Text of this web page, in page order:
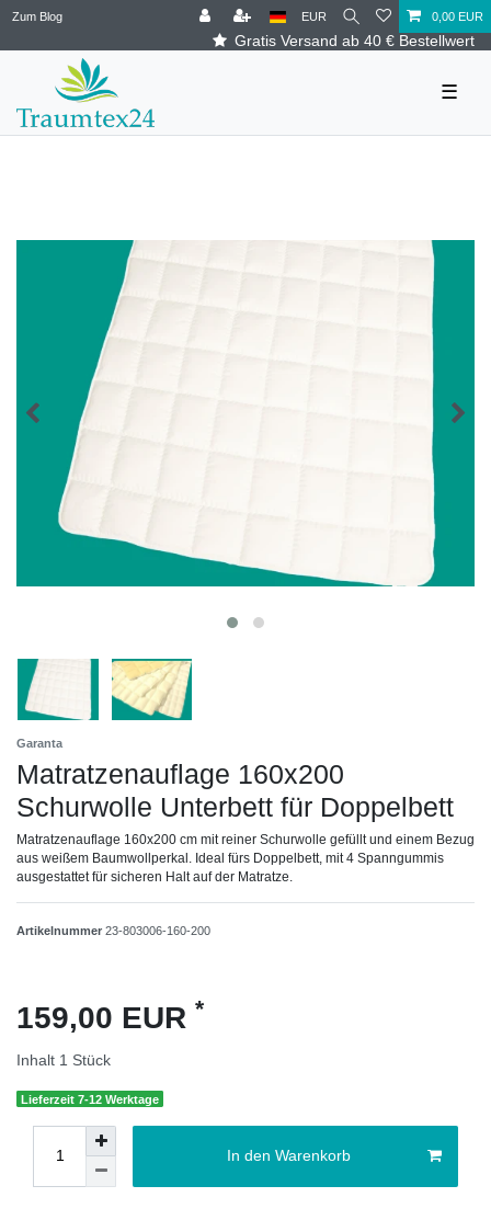
Zum Blog
Gratis Versand ab 40 € Bestellwert
EUR 0,00 EUR
☰
Garanta
Matratzenauflage 160x200
Schurwolle Unterbett für Doppelbett
Matratzenauflage 160x200 cm mit reiner Schurwolle gefüllt und einem Bezug
aus weißem Baumwollperkal. Ideal fürs Doppelbett, mit 4 Spanngummis
ausgestattet für sicheren Halt auf der Matratze.
Artikelnummer 23-803006-160-200
159,00 EUR *
Inhalt 1 Stück
Lieferzeit 7-12 Werktage
In den Warenkorb